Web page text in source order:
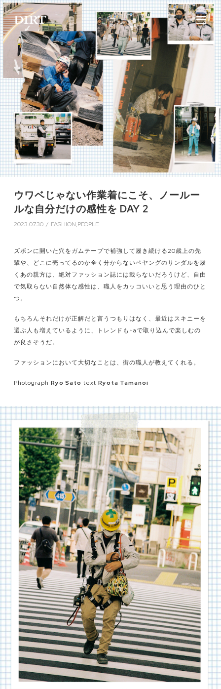
ウワベじゃない作業着にこそ、ノールー
ルな自分だけの感性を DAY 2
2023.07.30 / FASHION,PEOPLE
ズボンに開いた穴をガムテープで補強して履き続ける20歳上の先
輩や、どこに売ってるのか全く分からないペヤングのサンダルを履
くあの親方は、絶対ファッション誌には載らないだろうけど、自由
で気取らない自然体な感性は、職人をカッコいいと思う理由のひと
つ。
もちろんそれだけが正解だと言うつもりはなく、最近はスキニーを
選ぶ人も増えているように、トレンドも+aで取り込んで楽しむの
が良さそうだ。
ファッションにおいて大切なことは、街の職人が教えてくれる。
PhotographRyo Sato textRyota Tamanoi